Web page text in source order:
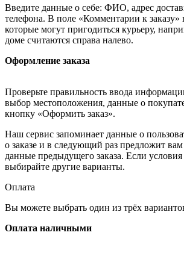
Введите данные о себе: ФИО, адрес
телефона. В поле «Комментарии к заказу»
которые могут пригодиться курьеру,
доме считаются справа налево.
Оформление заказа
Проверьте правильность ввода
выбор местоположения, данные о
кнопку «Оформить заказ».
Наш сервис запоминает данные о
о заказе и в следующий раз предложит
данные предыдущего заказа. Если условия
выбирайте другие варианты.
Оплата
Вы можете выбрать один из трёх
Оплата наличными